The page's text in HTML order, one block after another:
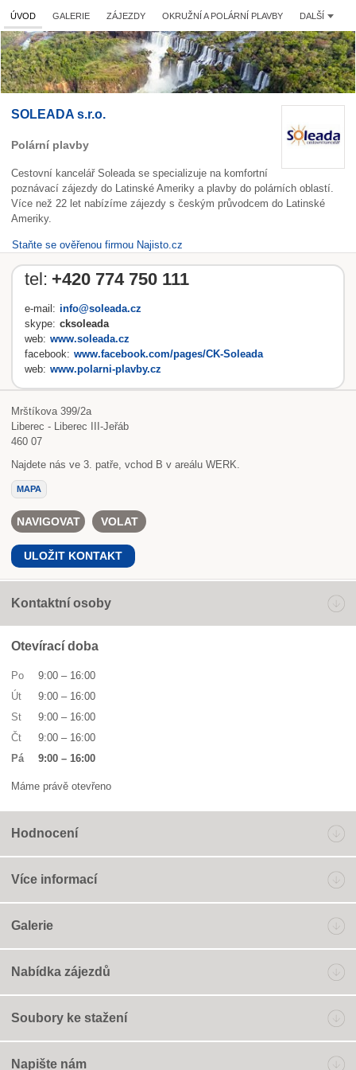
ÚVOD GALERIE ZÁJEZDY OKRUŽNÍ A POLÁRNÍ PLAVBY DALŠÍ
SOLEADA s.r.o.
Polární plavby
Cestovní kancelář Soleada se specializuje na komfortní
poznávací zájezdy do Latinské Ameriky a plavby do polárních oblastí.
Více než 22 let nabízíme zájezdy s českým průvodcem do Latinské
Ameriky.
Staňte se ověřenou firmou Najisto.cz
tel: +420 774 750 111
e-mail: info@soleada.cz
skype: cksoleada
web: www.soleada.cz
facebook: www.facebook.com/pages/CK-Soleada
web: www.polarni-plavby.cz
Mrštíkova 399/2a
Liberec - Liberec III-Jeřáb
460 07
Najdete nás ve 3. patře, vchod B v areálu WERK.
MAPA
NAVIGOVAT VOLAT
ULOŽIT KONTAKT
Kontaktní osoby
Otevírací doba
Po 9:00 – 16:00
Út
9:00 – 16:00
St
9:00 – 16:00
Čt
9:00 – 16:00
Pá
9:00 – 16:00
Máme právě otevřeno
Hodnocení
Více informací
Galerie
Nabídka zájezdů
Soubory ke stažení
Napište nám